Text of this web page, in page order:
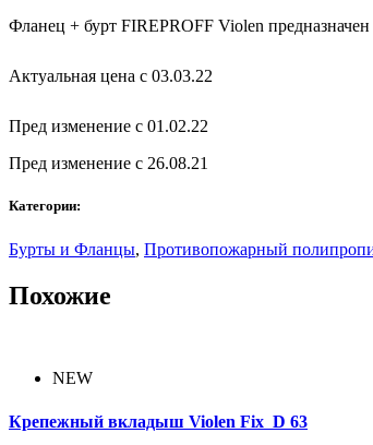
Фланец + бурт FIREPROFF Violen
Актуальная цена с 03.03.22
Пред изменение с 01.02.22
Пред изменение с 26.08.21
Категории:
Бурты и Фланцы, Противопожарный
Похожие
NEW
Крепежный вкладыш Violen Fix D 63